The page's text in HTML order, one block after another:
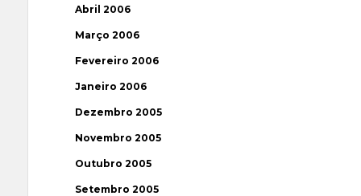
Abril 2006
Março 2006
Fevereiro 2006
Janeiro 2006
Dezembro 2005
Novembro 2005
Outubro 2005
Setembro 2005